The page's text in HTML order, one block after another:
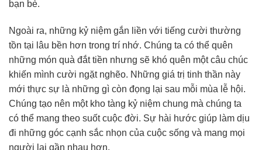
bạn bè.
Ngoài ra, những kỷ niệm gắn liền với tiếng cười thường
tồn tại lâu bền hơn trong trí nhớ. Chúng ta có thể quên
những món quà đắt tiền nhưng sẽ khó quên một câu chúc
khiến mình cười ngặt nghẽo. Những giá trị tinh thần này
mới thực sự là những gì còn đọng lại sau mỗi mùa lễ hội.
Chúng tạo nên một kho tàng kỷ niệm chung mà chúng ta
có thể mang theo suốt cuộc đời. Sự hài hước giúp làm dịu
đi những góc cạnh sắc nhọn của cuộc sống và mang mọi
người lại gần nhau hơn.